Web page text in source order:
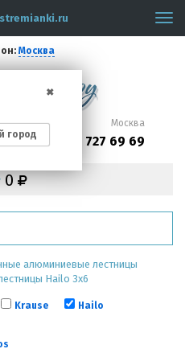
Москва
✖
город
Москва
(495) 727 69 69
0
алюминиевые лестницы
Hailo 3х6
Krause Hailo